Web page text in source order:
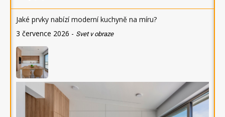
Jaké prvky nabízí moderní kuchyně na míru?
3 července 2026 - Svet v obraze